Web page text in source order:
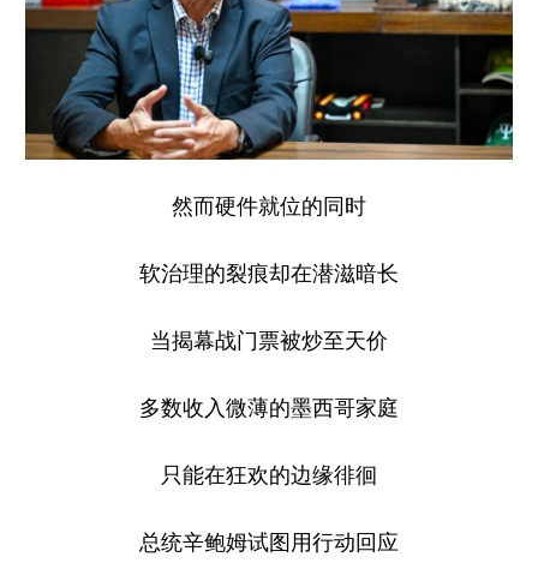
然而硬件就位的同时
软治理的裂痕却在潜滋暗长
当揭幕战门票被炒至天价
多数收入微薄的墨西哥家庭
只能在狂欢的边缘徘徊
总统辛鲍姆试图用行动回应